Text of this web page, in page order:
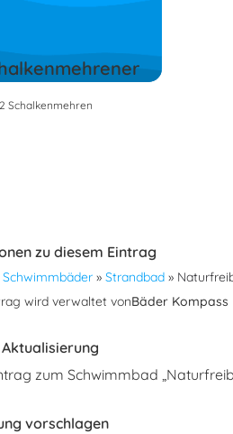
Schalkenmehren
zu diesem Eintrag
Schwimmbäder » Strandbad »
wird verwaltet vonBäder Kompass
zum Schwimmbad
vorschlagen